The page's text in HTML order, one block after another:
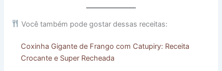
Você também pode gostar dessas receitas:
Coxinha Gigante de Frango com Catupiry: Receita
Crocante e Super Recheada